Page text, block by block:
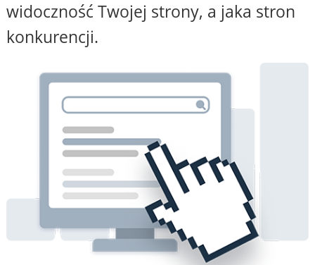
widoczność Twojej strony, a jaka stron
konkurencji.